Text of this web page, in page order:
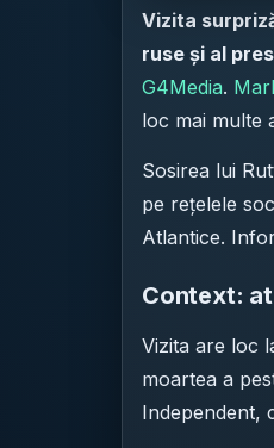
Vizita
ruse și al
G4Media.
loc mai multe
Sosirea lui
pe rețelele
Atlantice.
Context:
Vizita are loc
moartea a
Independent,